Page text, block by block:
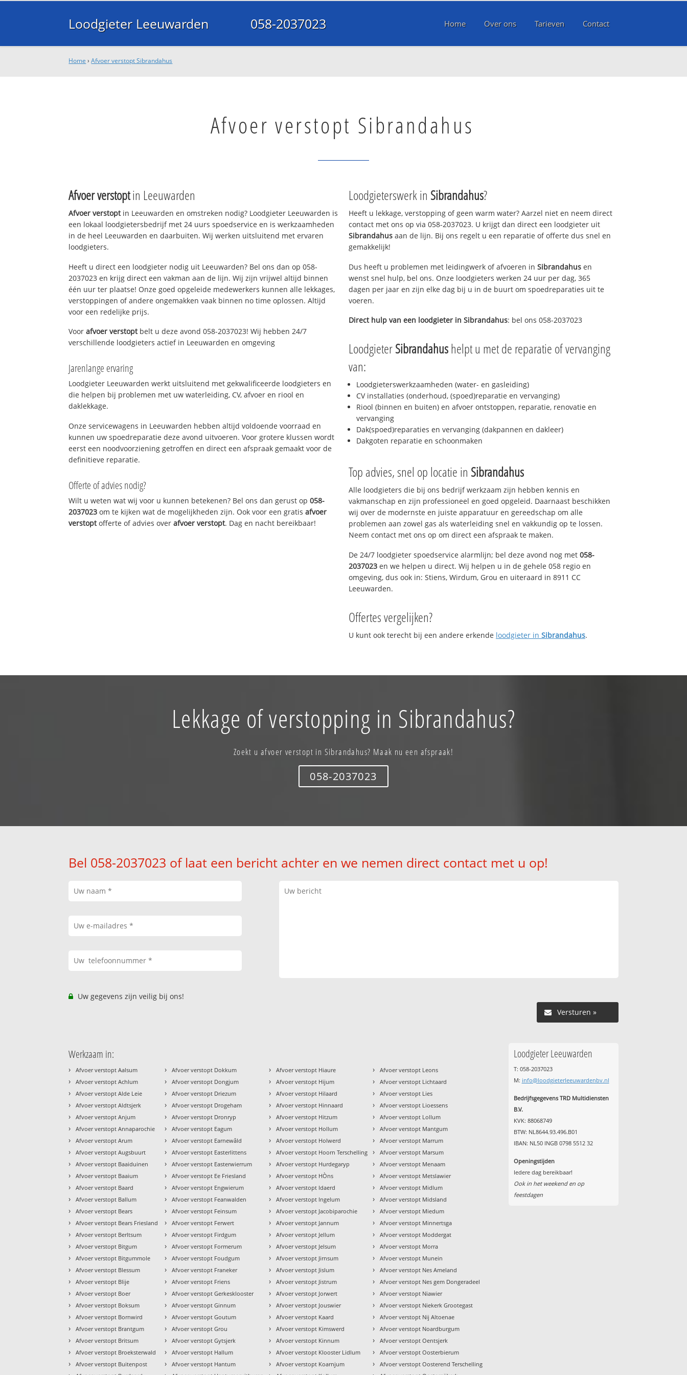
Loodgieter Leeuwarden 058-2037023 Home Over ons Tarieven Contact
Home ›Afvoer verstopt Sibrandahus
Afvoer verstopt Sibrandahus
Afvoer verstoptin Leeuwarden
Afvoer verstoptin Leeuwarden en omstreken nodig? Loodgieter Leeuwarden is
een lokaal loodgietersbedrijf met 24 uurs spoedservice en is werkzaamheden
in de heel Leeuwarden en daarbuiten. Wij werken uitsluitend met ervaren
loodgieters.
Heeft u direct een loodgieter nodig uit Leeuwarden? Bel ons dan op 058-
2037023 en krijg direct een vakman aan de lijn. Wij zijn vrijwel altijd binnen
één uur ter plaatse! Onze goed opgeleide medewerkers kunnen alle lekkages,
verstoppingen of andere ongemakken vaak binnen no time oplossen. Altijd
voor een redelijke prijs.
Voorafvoer verstoptbelt u deze avond 058-2037023! Wij hebben 24/7
verschillende loodgieters actief in Leeuwarden en omgeving
Jarenlange ervaring
Loodgieter Leeuwarden werkt uitsluitend met gekwalificeerde loodgieters en
die helpen bij problemen met uw waterleiding, CV, afvoer en riool en
daklekkage.
Onze servicewagens in Leeuwarden hebben altijd voldoende voorraad en
kunnen uw spoedreparatie deze avond uitvoeren. Voor grotere klussen wordt
eerst een noodvoorziening getroffen en direct een afspraak gemaakt voor de
definitieve reparatie.
Offerte of advies nodig?
Wilt u weten wat wij voor u kunnen betekenen? Bel ons dan gerust op058-
2037023 om te kijken wat de mogelijkheden zijn. Ook voor een gratisafvoer
verstoptofferte of advies overafvoer verstopt. Dag en nacht bereikbaar!
Loodgieterswerk in Sibrandahus?
Heeft u lekkage, verstopping of geen warm water? Aarzel niet en neem direct
contact met ons op via 058-2037023. U krijgt dan direct een loodgieter uit
Sibrandahus aan de lijn. Bij ons regelt u een reparatie of offerte dus snel en
gemakkelijk!
Dus heeft u problemen met leidingwerk of afvoeren in Sibrandahus en
wenst snel hulp, bel ons. Onze loodgieters werken 24 uur per dag, 365
dagen per jaar en zijn elke dag bij u in de buurt om spoedreparaties uit te
voeren.
Direct hulp van een loodgieter in Sibrandahus: bel ons 058-2037023
LoodgieterSibrandahushelpt u met de reparatie of vervanging
van:
Loodgieterswerkzaamheden (water- en gasleiding)
CV installaties (onderhoud, (spoed)reparatie en vervanging)
Riool (binnen en buiten) en afvoer ontstoppen, reparatie, renovatie en
vervanging
Dak(spoed)reparaties en vervanging (dakpannen en dakleer)
Dakgoten reparatie en schoonmaken
Top advies, snel op locatie in Sibrandahus
Alle loodgieters die bij ons bedrijf werkzaam zijn hebben kennis en
vakmanschap en zijn professioneel en goed opgeleid. Daarnaast beschikken
wij over de modernste en juiste apparatuur en gereedschap om alle
problemen aan zowel gas als waterleiding snel en vakkundig op te lossen.
Neem contact met ons op om direct een afspraak te maken.
De 24/7 loodgieter spoedservice alarmlijn; bel deze avond nog met 058-
2037023 en we helpen u direct. Wij helpen u in de gehele 058 regio en
omgeving, dus ook in: Stiens, Wirdum, Grou en uiteraard in 8911 CC
Leeuwarden.
Offertes vergelijken?
U kunt ook terecht bij een andere erkende loodgieter in Sibrandahus.
Lekkage of verstopping in Sibrandahus?
Zoekt u afvoer verstopt in Sibrandahus? Maak nu een afspraak!
058-2037023
Bel 058-2037023 of laat een bericht achter en we nemen direct contact met u op!
Uw gegevens zijn veilig bij ons!
Versturen »
Werkzaam in:
› Afvoer verstopt Aalsum
› Afvoer verstopt Achlum
› Afvoer verstopt Alde Leie
› Afvoer verstopt Aldtsjerk
› Afvoer verstopt Anjum
› Afvoer verstopt Annaparochie
› Afvoer verstopt Arum
› Afvoer verstopt Augsbuurt
› Afvoer verstopt Baaiduinen
› Afvoer verstopt Baaium
› Afvoer verstopt Baard
› Afvoer verstopt Ballum
› Afvoer verstopt Bears
› Afvoer verstopt Bears Friesland
› Afvoer verstopt Berltsum
› Afvoer verstopt Bitgum
› Afvoer verstopt Bitgummole
› Afvoer verstopt Blessum
› Afvoer verstopt Blije
› Afvoer verstopt Boer
› Afvoer verstopt Boksum
› Afvoer verstopt Bornwird
› Afvoer verstopt Brantgum
› Afvoer verstopt Britsum
› Afvoer verstopt Broeksterwald
› Afvoer verstopt Buitenpost
› Afvoer verstopt Dokkum
› Afvoer verstopt Dongjum
› Afvoer verstopt Driezum
› Afvoer verstopt Drogeham
› Afvoer verstopt Dronryp
› Afvoer verstopt Eagum
› Afvoer verstopt Earnewâld
› Afvoer verstopt Easterlittens
› Afvoer verstopt Easterwierrum
› Afvoer verstopt Ee Friesland
› Afvoer verstopt Engwierum
› Afvoer verstopt Feanwalden
› Afvoer verstopt Feinsum
› Afvoer verstopt Ferwert
› Afvoer verstopt Firdgum
› Afvoer verstopt Formerum
› Afvoer verstopt Foudgum
› Afvoer verstopt Franeker
› Afvoer verstopt Friens
› Afvoer verstopt Gerkesklooster
› Afvoer verstopt Ginnum
› Afvoer verstopt Goutum
› Afvoer verstopt Grou
› Afvoer verstopt Gytsjerk
› Afvoer verstopt Hallum
› Afvoer verstopt Hantum
› Afvoer verstopt Hiaure
› Afvoer verstopt Hijum
› Afvoer verstopt Hilaard
› Afvoer verstopt Hinnaard
› Afvoer verstopt Hitzum
› Afvoer verstopt Hollum
› Afvoer verstopt Holwerd
› Afvoer verstopt Hoorn Terschelling
› Afvoer verstopt Hurdegaryp
› Afvoer verstopt HÒns
› Afvoer verstopt Idaerd
› Afvoer verstopt Ingelum
› Afvoer verstopt Jacobiparochie
› Afvoer verstopt Jannum
› Afvoer verstopt Jellum
› Afvoer verstopt Jelsum
› Afvoer verstopt Jirnsum
› Afvoer verstopt Jislum
› Afvoer verstopt Jistrum
› Afvoer verstopt Jorwert
› Afvoer verstopt Jouswier
› Afvoer verstopt Kaard
› Afvoer verstopt Kimswerd
› Afvoer verstopt Kinnum
› Afvoer verstopt Klooster Lidlum
› Afvoer verstopt Koarnjum
› Afvoer verstopt Leons
› Afvoer verstopt Lichtaard
› Afvoer verstopt Lies
› Afvoer verstopt Lioessens
› Afvoer verstopt Lollum
› Afvoer verstopt Mantgum
› Afvoer verstopt Marrum
› Afvoer verstopt Marsum
› Afvoer verstopt Menaam
› Afvoer verstopt Metslawier
› Afvoer verstopt Midlum
› Afvoer verstopt Midsland
› Afvoer verstopt Miedum
› Afvoer verstopt Minnertsga
› Afvoer verstopt Moddergat
› Afvoer verstopt Morra
› Afvoer verstopt Munein
› Afvoer verstopt Nes Ameland
› Afvoer verstopt Nes gem Dongeradeel
› Afvoer verstopt Niawier
› Afvoer verstopt Niekerk Grootegast
› Afvoer verstopt Nij Altoenae
› Afvoer verstopt Noardburgum
› Afvoer verstopt Oentsjerk
› Afvoer verstopt Oosterbierum
› Afvoer verstopt Oosterend Terschelling
Loodgieter Leeuwarden
T: 058-2037023
M: info@loodgieterleeuwardenbv.nl
Bedrijfsgegevens TRD Multidiensten
B.V.
KVK: 88068749
BTW: NL8644.93.496.B01
IBAN: NL50 INGB 0798 5512 32
Openingstijden
Iedere dag bereikbaar!
Ook in het weekend en op
feestdagen